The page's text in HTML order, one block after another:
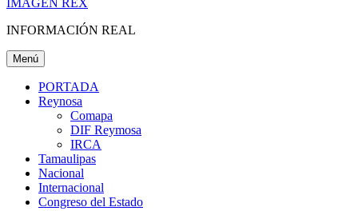
INFORMACIÓN REAL
Menú
PORTADA
Reynosa
Comapa
DIF Reymosa
IRCA
Tamaulipas
Nacional
Internacional
Congreso del Estado